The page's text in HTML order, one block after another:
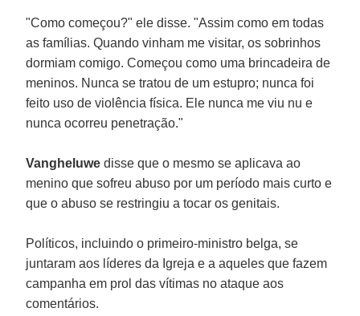
"Como começou?" ele disse. "Assim como em todas
as famílias. Quando vinham me visitar, os sobrinhos
dormiam comigo. Começou como uma brincadeira de
meninos. Nunca se tratou de um estupro; nunca foi
feito uso de violência física. Ele nunca me viu nu e
nunca ocorreu penetração."
Vangheluwe disse que o mesmo se aplicava ao
menino que sofreu abuso por um período mais curto e
que o abuso se restringiu a tocar os genitais.
Políticos, incluindo o primeiro-ministro belga, se
juntaram aos líderes da Igreja e a aqueles que fazem
campanha em prol das vítimas no ataque aos
comentários.